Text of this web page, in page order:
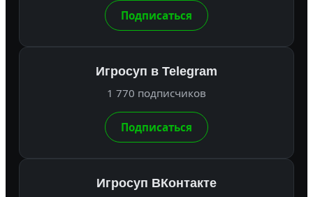
Подписаться
Игросуп в Telegram
1 770 подписчиков
Подписаться
Игросуп ВКонтакте